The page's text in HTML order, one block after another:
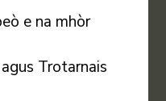
e na mhòr
Trotarnais